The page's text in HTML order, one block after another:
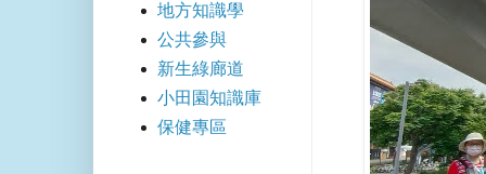
地方知識學
公共參與
新生綠廊道
小田園知識庫
保健專區